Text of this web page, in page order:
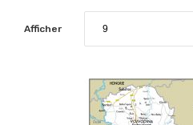
Afficher